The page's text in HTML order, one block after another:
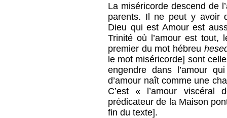
La miséricorde descend de
parents. Il ne peut y avoir
Dieu qui est Amour est
Trinité où l’amour est tout,
premier du mot hébreu
le mot miséricorde] sont
engendre dans l’amour
d’amour naît comme une
C’est « l’amour viscéral
prédicateur de la Maison
fin du texte].